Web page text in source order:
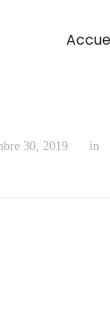
30, 2019 in